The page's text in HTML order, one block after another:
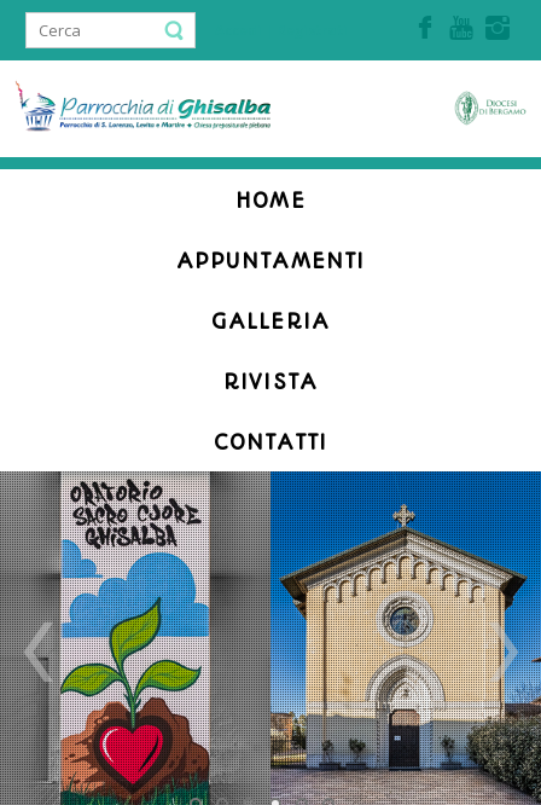
HOME
APPUNTAMENTI
GALLERIA
RIVISTA
CONTATTI